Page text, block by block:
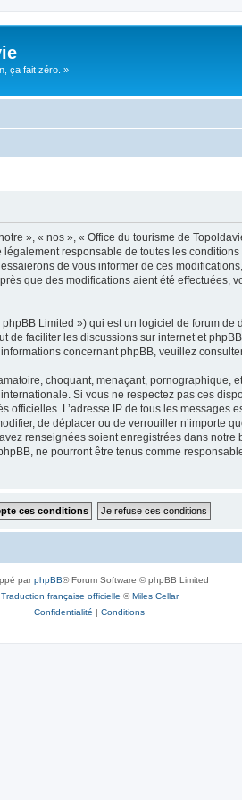
ça fait zéro. »
», « nos », « Office du tourisme de
responsable de toutes les
de vous informer de ces
que des modifications aient été effectuées,
Limited ») qui est un logiciel de forum de
de faciliter les discussions sur internet et
concernant phpBB, veuillez
choquant, menaçant, pornographique,
Si vous ne respectez pas ces
L’adresse IP de tous les messages
de déplacer ou de verrouiller n’importe
renseignées soient enregistrées dans
ne pourront être tenus comme
parphpBB® Forum Software © phpBB Limited
Traduction française officielle ©Miles Cellar
Confidentialité | Conditions